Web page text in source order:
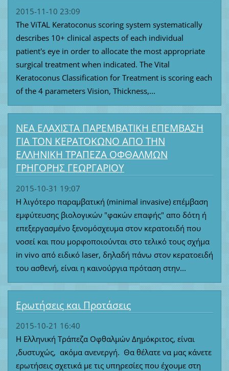
2015-11-10 23:09
The ViTAL Keratoconus scoring system systematically
describes 10+ clinical aspects of each individual
patient's eye in order to allocate the most appropriate
surgical treatment when indicated. The Vital
Keratoconus Classification for Treatment is scoring each
of the 4 parameters Vision, Thickness,...
ΝEA ΕΛΑΧΙΣΤΑ ΠΑΡΕΜΒΑΤΙΚΗ ΕΠΕΜΒΑΣΗ
ΓΙΑ ΤΟΝ ΚΕΡΑΤΟΚΩΝΟ ΑΠΟ ΤΗΝ
ΕΛΛΗΝΙΚΗ ΤΡΑΠΕΖΑ ΟΦΘΑΛΜΩΝ
ΓΡΗΓΟΡΗΣ ΓΕΩΡΓΑΡΙΟΥ
2015-10-31 19:07
Η λιγότερο παραμβατική (minimal invasive) επέμβαση
εμφύτευσης βιολογικών "φακών επαφής" απο δότη ή
επεξεργασμένο ξενομόσχευμα στον κερατοειδή που
νοσεί και που μορφοποιούνται στο τελικό τους σχήμα
in vivo από ειδικό laser, δηλαδή πάνω στον κερατοειδή
του ασθενή, είναι η καινούργια πρόταση στην...
Ερωτήσεις και Προτάσεις
2015-10-21 16:40
H Ελληνική Τράπεζα Οφθαλμών Δημόκριτος, είναι
,δυστυχώς, ακόμα ανενεργή. Θα θέλατε να μας κάνετε
ερωτήσεις σχετικά με τις υπηρεσίες που έχουμε στη